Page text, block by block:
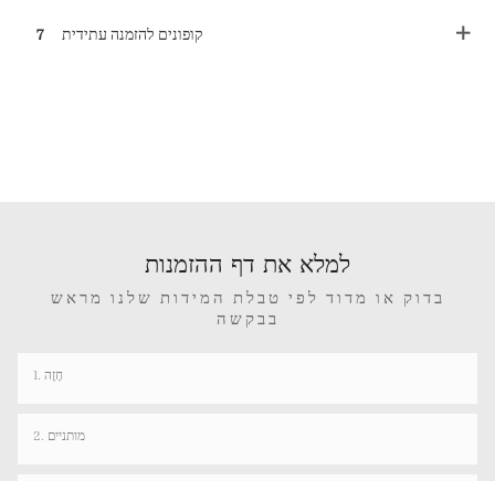
7 קופונים להזמנה עתידית
למלא את דף ההזמנות
בדוק או מדוד לפי טבלת המידות שלנו מראש
בבקשה
1. חָזֶה
2. מותניים